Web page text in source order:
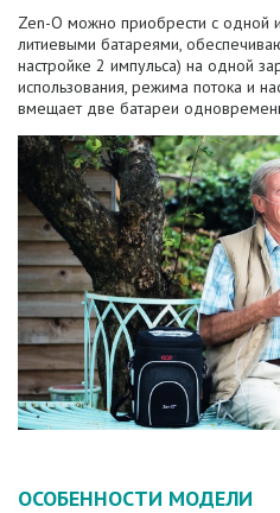
Zen-O можно приобрести с одной
литиевыми батареями,
настройке 2 импульса) на одной
использования, режима потока и
вмещает две батареи
ОСОБЕННОСТИ МОДЕЛИ